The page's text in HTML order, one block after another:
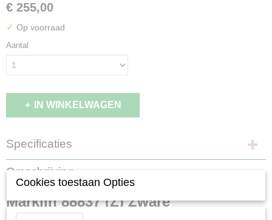
€ 255,00
✓ Op voorraad
Aantal
IN WINKELWAGEN
Specificaties
Productcode leverancier
88837
Z
Omschrijving
Märklin 88837 (Z) Zware
Cookies toestaan Opties